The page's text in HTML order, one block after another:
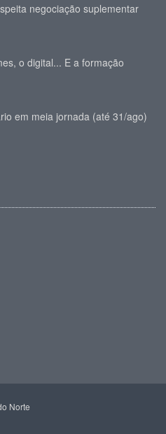
negociação suplementar
o digital... E a formação
em meia jornada (até 31/ago)
Norte